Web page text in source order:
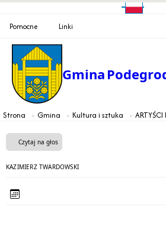
Pomocne Linki
Gmina
Strona Gmina Kultura i sztuka ARTYŚCI
Czytaj na głos
KAZIMIERZ TWARDOWSKI